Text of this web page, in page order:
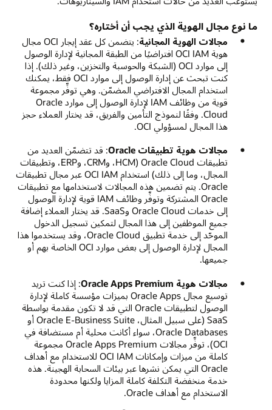
ما نوع مجال الهوية الذي يجب أن أختاره؟
مجالات الهوية المجانية
: يتضمن كل عقد إيجار OCI مجال
هوية OCI IAM افتراضيًا من الطبقة المجانية لإدارة الوصول
إلى موارد OCI (الشبكة والحوسبة والتخزين، وغير ذلك). إذا
كنت تبحث عن إدارة الوصول إلى موارد OCI فقط، يمكنك
استخدام المجال الافتراضي المضمّن. وهي توفِّر مجموعة
قوية من وظائف IAM لإدارة الوصول إلى موارد Oracle
Cloud. وفقًا لنموذج التأمين والفريق، قد يختار العملاء حجز
هذا المجال لمسؤولي OCI.
مجالات هوية تطبيقات Oracle‏
: قد تتضمّن العديد من
تطبيقات Oracle Cloud (HCM، وCRM، وERP، وتطبيقات
المجال، وما إلى ذلك) استخدام OCI IAM عبر مجال تطبيقات
Oracle. يتم تضمين هذه المجالات لاستخدامها مع تطبيقات
Oracle المشتركة وتوفِّر وظائف IAM قوية لإدارة الوصول
إلى خدمات Oracle Cloud وSaaS. قد يختار العملاء إضافة
جميع الموظفين إلى هذا المجال لتمكين تسجيل الدخول
الموحّد إلى خدمة تطبيق Oracle Cloud، وقد يستخدموا هذا
المجال لإدارة الوصول إلى بعض موارد OCI الخاصة بهم أو
جميعها.
مجالات هوية Oracle Apps Premium‏
: إذا كنت تريد
توسيع مجال Oracle Apps بميزات مؤسسة كاملة لإدارة
الوصول لتطبيقات Oracle التي قد لا تكون مقدمة بواسطة
SaaS (على سبيل المثال، Oracle E-Business Suite أو
Oracle Databases، سواء أكانت محلية أم مستضافة في
OCI)، توفِّر مجالات Oracle Apps Premium مجموعة
كاملة من ميزات وإمكانات OCI IAM للاستخدام مع أهداف
Oracle التي يمكن نشرها عبر بيئات السحابة الهجينة. هذه
خدمة منخفضة التكلفة كاملة المزايا ولكنها محدودة
الاستخدام مع أهداف Oracle.